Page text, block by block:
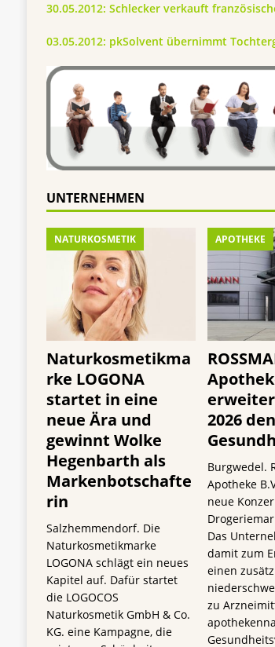
30.05.2012: Schlecker verkauft
03.05.2012: pkSolvent übernimmt
UNTERNEHMEN
NATURKOSMETIK
Naturkosmetikma
rke LOGONA
startet in eine
neue Ära und
gewinnt Wolke
Hegenbarth als
Markenbotschafte
rin
Salzhemmendorf. Die
Naturkosmetikmarke
LOGONA schlägt ein neues
Kapitel auf. Dafür startet
die LOGOCOS
Naturkosmetik GmbH & Co.
KG. eine Kampagne, die
APOTHEKE
2026
Burgwedel.
Apotheke
neue
Das
damit zum
einen
zu